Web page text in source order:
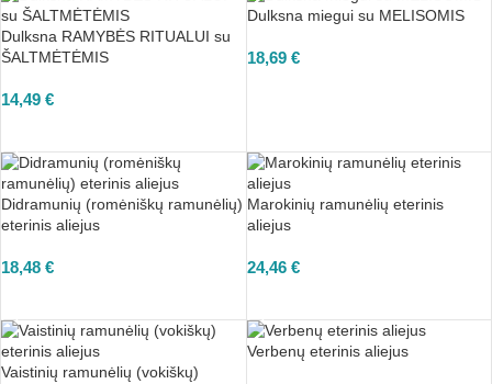
Dulksna RAMYBĖS RITUALUI su
ŠALTMĖTĖMIS
14,49 €
Dulksna miegui su MELISOMIS
18,69 €
Didramunių (romėniškų ramunėlių)
eterinis aliejus
18,48 €
Marokinių ramunėlių eterinis
aliejus
24,46 €
Vaistinių ramunėlių (vokiškų)
Verbenų eterinis aliejus